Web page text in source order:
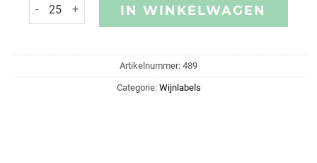
IN WINKELWAGEN
Artikelnummer: 489
Categorie: Wijnlabels